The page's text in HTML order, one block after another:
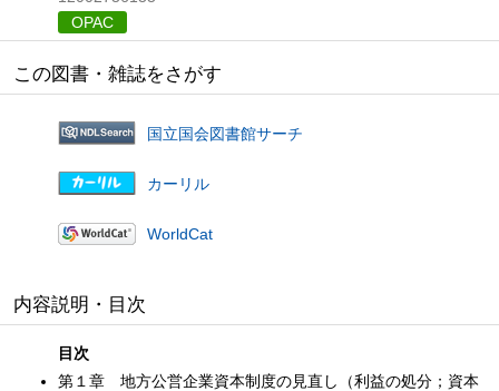
OPAC
この図書・雑誌をさがす
国立国会図書館サーチ
カーリル
WorldCat
内容説明・目次
目次
第１章 地方公営企業資本制度の見直し（利益の処分；資本